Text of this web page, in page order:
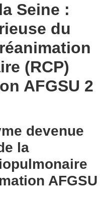
Seine :
du
(RCP)
AFGSU 2
devenue
la
AFGSU